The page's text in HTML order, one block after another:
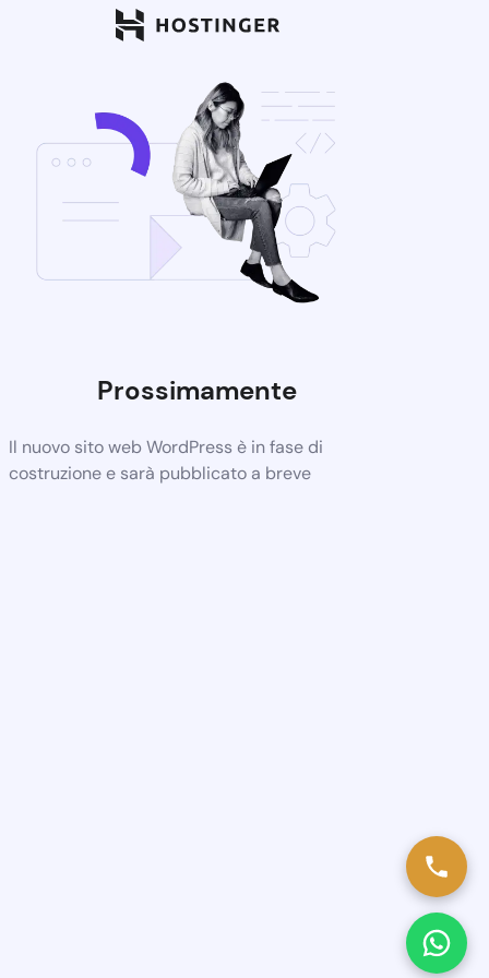
Prossimamente
Il nuovo sito web WordPress è in fase di
costruzione e sarà pubblicato a breve